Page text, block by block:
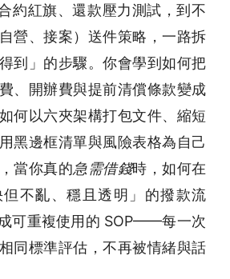
約紅旗、還款壓力測試，到不
營、接案）送件策略，一路拆
到」的步驟。你會學到如何把
、開辦費與提前清償條款變成
何以六夾架構打包文件、縮短
黑邊框清單與風險表格為自己
當你真的急需借錢時，如何在
不亂、穩且透明」的撥款流
可重複使用的 SOP——每一次
同標準評估，不再被情緒與話